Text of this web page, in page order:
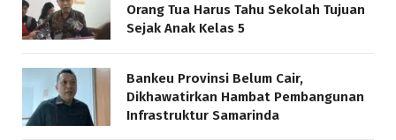
Orang Tua Harus Tahu Sekolah Tujuan
Sejak Anak Kelas 5
Bankeu Provinsi Belum Cair,
Dikhawatirkan Hambat Pembangunan
Infrastruktur Samarinda